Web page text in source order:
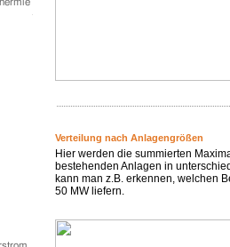
Verteilung nach Anlagengrößen
Hier werden die summierten
bestehenden Anlagen in
kann man z.B. erkennen, welchen
50 MW liefern.